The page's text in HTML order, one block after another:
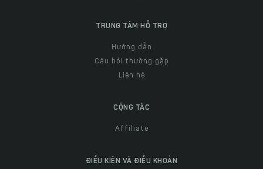
TRUNG TÂM HỖ TRỢ
Hướng dẫn
Câu hỏi thường gặp
Liên hệ
CỘNG TÁC
Affiliate
ĐIỀU KIỆN VÀ ĐIỀU KHOẢN